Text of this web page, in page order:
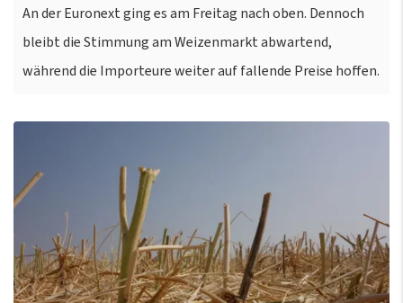
An der Euronext ging es am Freitag nach oben. Dennoch
bleibt die Stimmung am Weizenmarkt abwartend,
während die Importeure weiter auf fallende Preise hoffen.